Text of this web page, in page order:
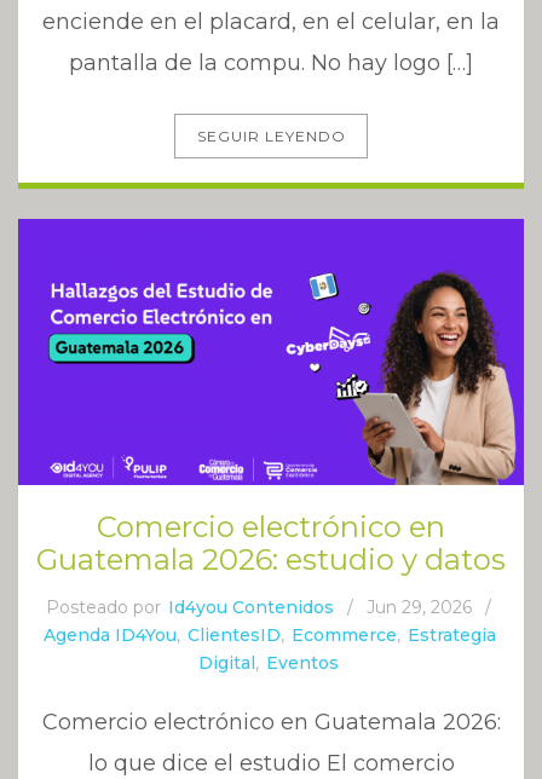
enciende en el placard, en el celular, en la
pantalla de la compu. No hay logo […]
SEGUIR LEYENDO
Comercio electrónico en
Guatemala 2026: estudio y datos
Posteado por Id4you Contenidos / Jun 29, 2026
/
Agenda ID4You, ClientesID, Ecommerce, Estrategia
Digital, Eventos
Comercio electrónico en Guatemala 2026:
lo que dice el estudio El comercio